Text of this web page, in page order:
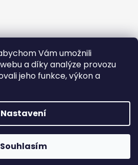
Vám umožnili
a díky analýze provozu
jeho funkce, výkon a
Nastavení
Souhlasím
taneční obuv. Všechna práva
vyhrazena.